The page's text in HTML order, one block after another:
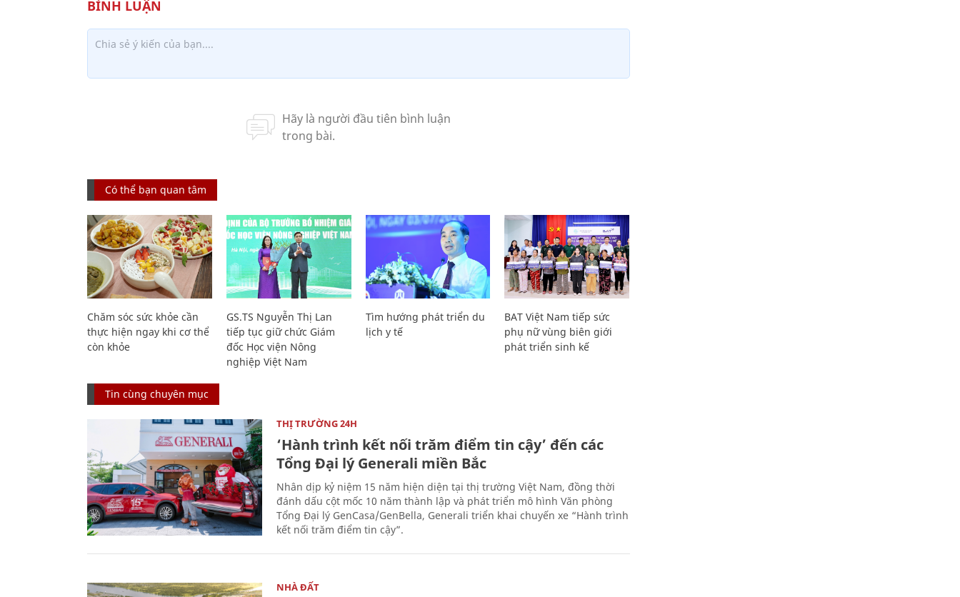
Có thể bạn quan tâm
Chăm sóc sức khỏe cần
thực hiện ngay khi cơ thể
còn khỏe
GS.TS Nguyễn Thị Lan
tiếp tục giữ chức Giám
đốc Học viện Nông
nghiệp Việt Nam
Tìm hướng phát triển du
lịch y tế
BAT Việt Nam tiếp sức
phụ nữ vùng biên giới
phát triển sinh kế
Tin cùng chuyên mục
THỊ TRƯỜNG 24H
‘Hành trình kết nối trăm điểm tin cậy’ đến các
Tổng Đại lý Generali miền Bắc
Nhân dịp kỷ niệm 15 năm hiện diện tại thị trường Việt Nam, đồng thời
đánh dấu cột mốc 10 năm thành lập và phát triển mô hình Văn phòng
Tổng Đại lý GenCasa/GenBella, Generali triển khai chuyến xe “Hành trình
kết nối trăm điểm tin cậy”.
NHÀ ĐẤT